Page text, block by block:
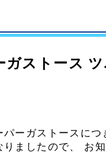
ガストース
ーガストースに
ましたので、 お